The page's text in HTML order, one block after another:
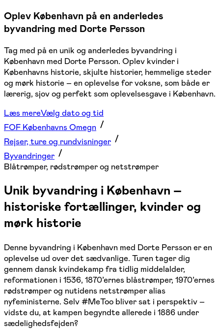
Oplev København på en anderledes
byvandring med Dorte Persson
Tag med på en unik og anderledes byvandring i
København med Dorte Persson. Oplev kvinder i
Københavns historie, skjulte historier, hemmelige steder
og mørk historie – en oplevelse for voksne, som både er
lærerig, sjov og perfekt som oplevelsesgave i København.
Læs mereVælg dato og tid
FOF Københavns Omegn
Rejser, ture og rundvisninger
Byvandringer
Blåtrømper, rødstrømper og netstrømper
Unik byvandring i København –
historiske fortællinger, kvinder og
mørk historie
Denne byvandring i København med Dorte Persson er en
oplevelse ud over det sædvanlige. Turen tager dig
gennem dansk kvindekamp fra tidlig middelalder,
reformationen i 1536, 1870’ernes blåstrømper, 1970’ernes
rødstrømper og nutidens netstrømper alias
nyfeministerne. Selv #MeToo bliver sat i perspektiv –
vidste du, at kampen begyndte allerede i 1886 under
sædelighedsfejden?